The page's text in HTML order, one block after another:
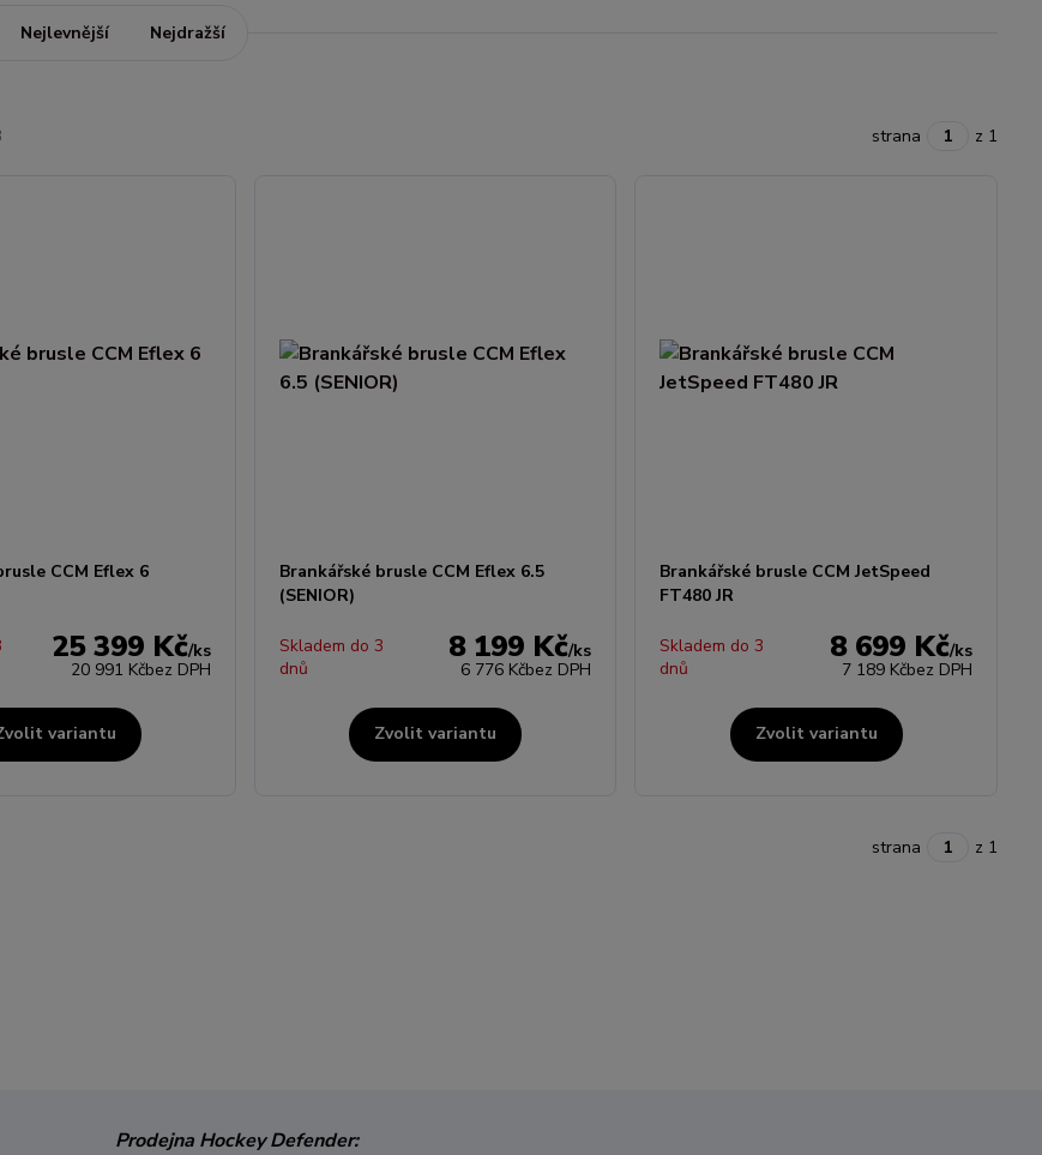
Nejlevnější Nejdražší
strana z 1
CCM Eflex 6
25 399 Kč/ks
20 991 Kčbez DPH
variantu
Brankářské brusle CCM Eflex 6.5
(SENIOR)
8 199 Kč/ks
6 776 Kčbez DPH
Skladem do 3
dnů
Zvolit variantu
Brankářské brusle CCM JetSpeed
FT480 JR
8 699 Kč/ks
7 189 Kčbez DPH
Skladem do 3
dnů
Zvolit variantu
strana z 1
Prodejna Hockey Defender: